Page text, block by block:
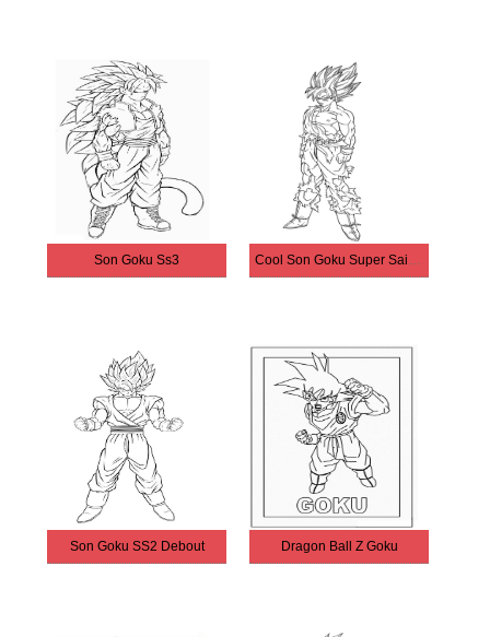
Son Goku Ss3 Cool Son Goku Super Saiyan Ss2
Son Goku SS2 Debout Dragon Ball Z Goku